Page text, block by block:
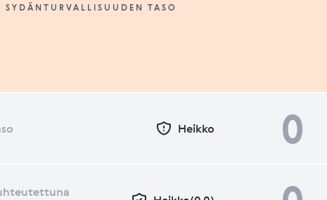
SYDÄNTURVALLISUUDEN TASO
0
Heikko